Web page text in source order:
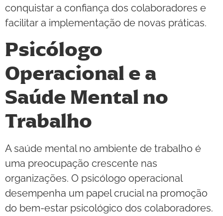
conquistar a confiança dos colaboradores e
facilitar a implementação de novas práticas.
Psicólogo
Operacional e a
Saúde Mental no
Trabalho
A saúde mental no ambiente de trabalho é
uma preocupação crescente nas
organizações. O psicólogo operacional
desempenha um papel crucial na promoção
do bem-estar psicológico dos colaboradores.